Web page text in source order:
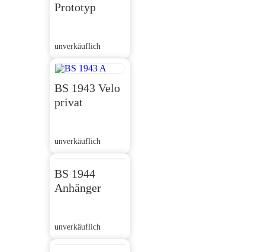
Prototyp
unverkäuflich
BS 1943 Velo
privat
unverkäuflich
BS 1944
Anhänger
unverkäuflich